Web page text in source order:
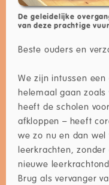
De geleidelijke
van deze prachtige
Beste ouders en
We zijn intussen
helemaal gaan
heeft de scholen
afkloppen – heeft
we zo nu en dan
leerkrachten,
nieuwe
Brug als vervanger